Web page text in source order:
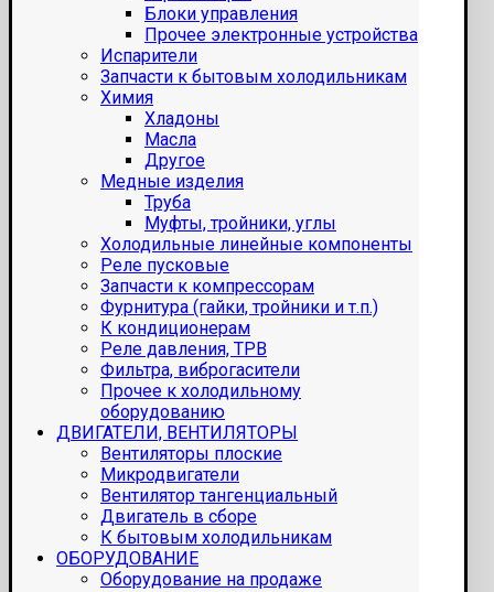
Блоки управления
Прочее электронные устройства
Испарители
Запчасти к бытовым холодильникам
Химия
Хладоны
Масла
Другое
Медные изделия
Труба
Муфты, тройники, углы
Холодильные линейные компоненты
Реле пусковые
Запчасти к компрессорам
Фурнитура (гайки, тройники и т.п.)
К кондиционерам
Реле давления, ТРВ
Фильтра, виброгасители
Прочее к холодильному
оборудованию
ДВИГАТЕЛИ, ВЕНТИЛЯТОРЫ
Вентиляторы плоские
Микродвигатели
Вентилятор тангенциальный
Двигатель в сборе
К бытовым холодильникам
ОБОРУДОВАНИЕ
Оборудование на продаже